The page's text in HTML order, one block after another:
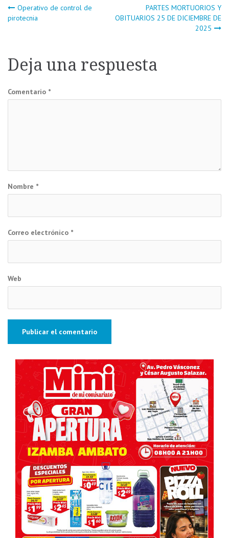
Navegación
entradas
Operativo de control de
pirotecnia
PARTES MORTUORIOS Y
OBITUARIOS 25 DE DICIEMBRE DE
2025
Deja una respuesta
Comentario *
Nombre *
Correo electrónico *
Web